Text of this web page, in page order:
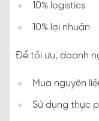
10% logistics
10% lợi nhuận
Để tối ưu, doanh
Mua nguyên
Sử dụng thực